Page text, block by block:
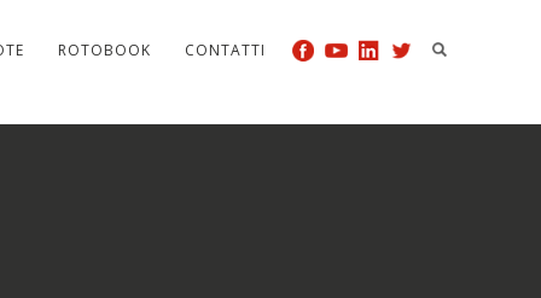
ROTOBOOK CONTATTI